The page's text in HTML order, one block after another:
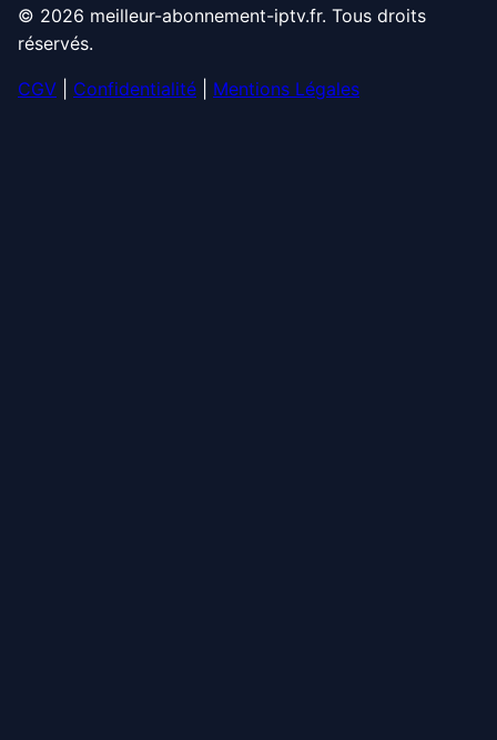
© 2026 meilleur-abonnement-iptv.fr. Tous droits
réservés.
CGV Confidentialité Mentions Légales